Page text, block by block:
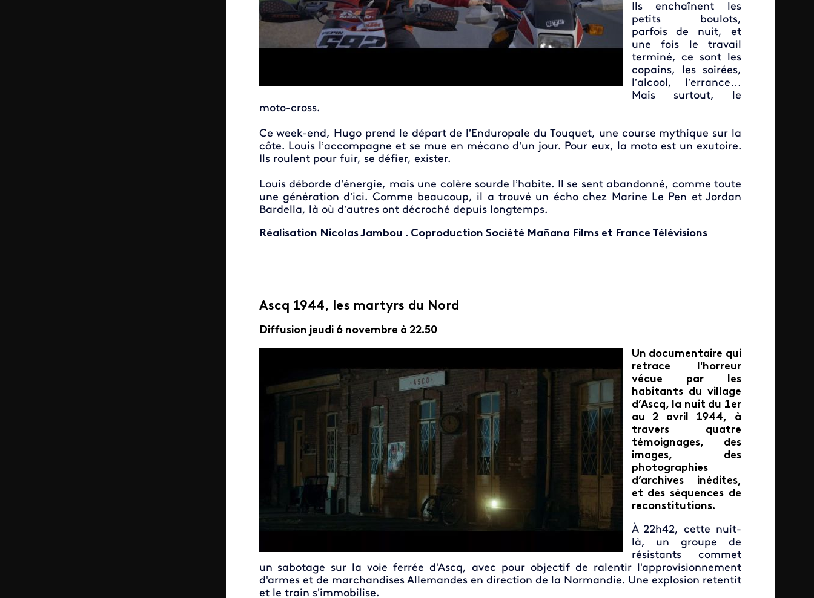
Ils enchaînent les
petits boulots,
parfois de nuit, et
une fois le travail
terminé, ce sont les
copains, les soirées,
l’alcool, l’errance…
Mais surtout, le
moto-cross.
Ce week-end, Hugo prend le départ de l’Enduropale du Touquet, une course mythique sur la
côte. Louis l’accompagne et se mue en mécano d’un jour. Pour eux, la moto est un exutoire.
Ils roulent pour fuir, se défier, exister.
Louis déborde d’énergie, mais une colère sourde l’habite. Il se sent abandonné, comme toute
une génération d’ici. Comme beaucoup, il a trouvé un écho chez Marine Le Pen et Jordan
Bardella, là où d’autres ont décroché depuis longtemps.
Réalisation Nicolas Jambou . Coproduction Société Mañana Films et France Télévisions
Ascq 1944, les martyrs du Nord
Diffusion jeudi 6 novembre à 22.50
Un documentaire qui
retrace l'horreur
vécue par les
habitants du village
d’Ascq, la nuit du 1er
au 2 avril 1944, à
travers quatre
témoignages, des
images, des
photographies
d’archives inédites,
et des séquences de
reconstitutions.
À 22h42, cette nuit-
là, un groupe de
résistants commet
un sabotage sur la voie ferrée d'Ascq, avec pour objectif de ralentir l'approvisionnement
d'armes et de marchandises Allemandes en direction de la Normandie. Une explosion retentit
et le train s'immobilise.